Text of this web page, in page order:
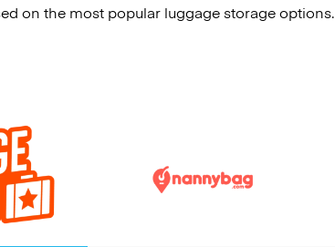
on the most popular luggage storage options.